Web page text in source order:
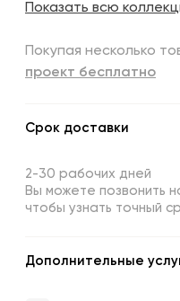
Показать всю
Покупая несколько
проект бесплатно
Срок доставки
2-30 рабочих дней
Вы можете позвонить
чтобы узнать точный
Дополнительные